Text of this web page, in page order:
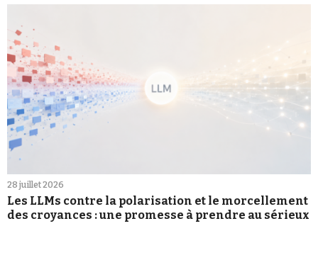
28 juillet 2026
Les LLMs contre la polarisation et le morcellement
des croyances : une promesse à prendre au sérieux